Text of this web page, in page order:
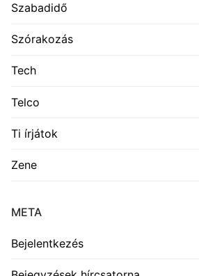
Szabadidő
Szórakozás
Tech
Telco
Ti írjátok
Zene
META
Bejelentkezés